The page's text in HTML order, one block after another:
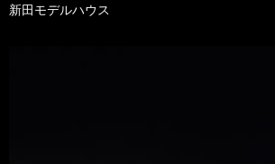
新田モデルハウス